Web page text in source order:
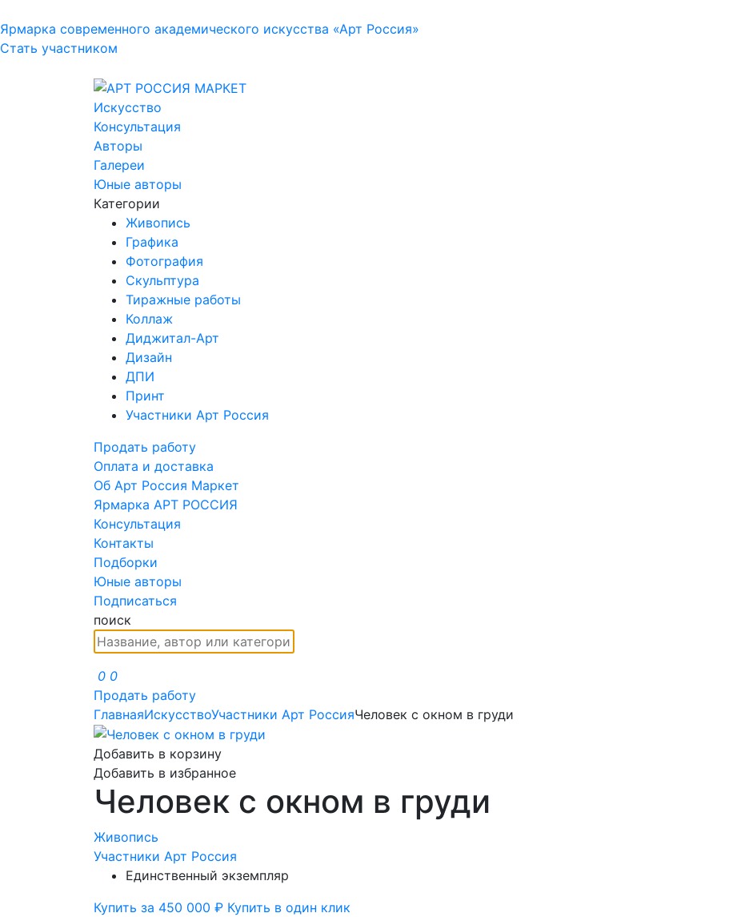
Ярмарка современного академического искусства «Арт Россия»
Стать участником
Искусство
Консультация
Авторы
Галереи
Юные авторы
Категории
Живопись
Графика
Фотография
Скульптура
Тиражные работы
Коллаж
Диджитал-Арт
Дизайн
ДПИ
Принт
Участники Арт Россия
Продать работу
Оплата и доставка
Об Арт Россия Маркет
Ярмарка АРТ РОССИЯ
Консультация
Контакты
Подборки
Юные авторы
Подписаться
поиск
0 0
Продать работу
ГлавнаяИскусствоУчастники Арт РоссияЧеловек с окном в груди
Добавить в корзину
Добавить в избранное
Человек с окном в груди
Живопись
Участники Арт Россия
Единственный экземпляр
Купить за 450 000 ₽ Купить в один клик